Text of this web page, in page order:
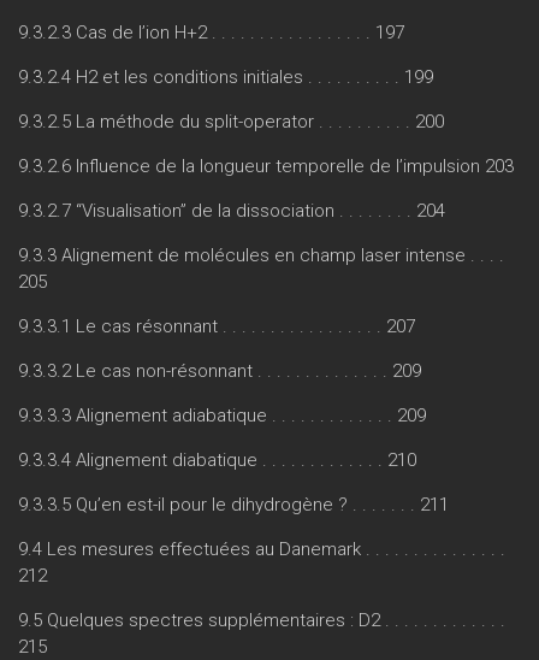
9.3.2.3 Cas de l’ion H+2 . . . . . . . . . . . . . . . . . 197
9.3.2.4 H2 et les conditions initiales . . . . . . . . . . 199
9.3.2.5 La méthode du split-operator . . . . . . . . . . 200
9.3.2.6 Influence de la longueur temporelle de l’impulsion 203
9.3.2.7 “Visualisation” de la dissociation . . . . . . . . 204
9.3.3 Alignement de molécules en champ laser intense . . . .
205
9.3.3.1 Le cas résonnant . . . . . . . . . . . . . . . . . 207
9.3.3.2 Le cas non-résonnant . . . . . . . . . . . . . . 209
9.3.3.3 Alignement adiabatique . . . . . . . . . . . . . 209
9.3.3.4 Alignement diabatique . . . . . . . . . . . . . 210
9.3.3.5 Qu’en est-il pour le dihydrogène ? . . . . . . . 211
9.4 Les mesures effectuées au Danemark . . . . . . . . . . . . . . .
212
9.5 Quelques spectres supplémentaires : D2 . . . . . . . . . . . . .
215